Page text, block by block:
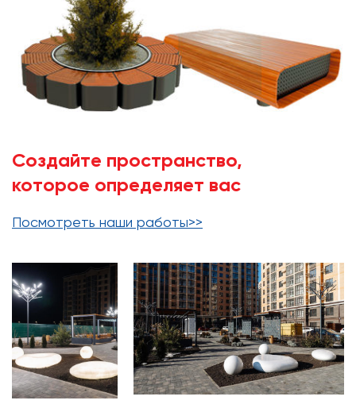
Создайте пространство,
которое определяет вас
Посмотреть наши работы>>